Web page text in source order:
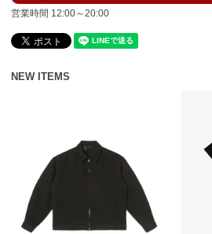
営業時間 12:00～20:00
NEW ITEMS